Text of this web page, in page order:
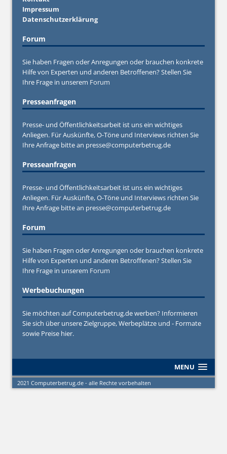
Impressum
Datenschutzerklärung
Forum
Sie haben Fragen oder Anregungen oder brauchen konkrete
Hilfe von Experten und anderen Betroffenen? Stellen Sie
Ihre Frage in unserem Forum
Presseanfragen
Presse- und Öffentlichkeitsarbeit ist uns ein wichtiges
Anliegen. Für Auskünfte, O-Töne und Interviews richten Sie
Ihre Anfrage bitte an presse@computerbetrug.de
Presseanfragen
Presse- und Öffentlichkeitsarbeit ist uns ein wichtiges
Anliegen. Für Auskünfte, O-Töne und Interviews richten Sie
Ihre Anfrage bitte an presse@computerbetrug.de
Forum
Sie haben Fragen oder Anregungen oder brauchen konkrete
Hilfe von Experten und anderen Betroffenen? Stellen Sie
Ihre Frage in unserem Forum
Werbebuchungen
Sie möchten auf Computerbetrug.de werben? Informieren
Sie sich über unsere Zielgruppe, Werbeplätze und - Formate
sowie Preise hier.
MENU
2021 Computerbetrug.de - alle Rechte vorbehalten